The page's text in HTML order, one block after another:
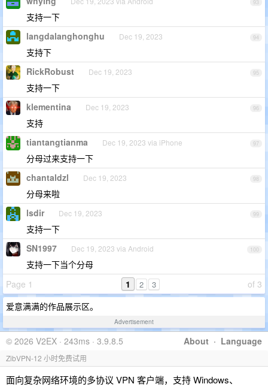
93
支持一下
94
langdalanghonghu Dec 19, 2023
支持下
95
RickRobust Dec 19, 2023
支持一下
96
klementina Dec 19, 2023
支持
97
tiantangtianma Dec 19, 2023 via iPhone
分母过来支持一下
98
chantaldzl Dec 19, 2023
分母来啦
99
lsdir Dec 19, 2023
支持一下
100
SN1997 Dec 19, 2023 via Android
支持一下当个分母
Page 1
of 3
1 2 3
爱意满满的作品展示区。
Advertisement
About · Language
© 2026 V2EX · 243ms · 3.9.8.5
ZibVPN-12 小时免费试用
面向复杂网络环境的多协议 VPN 客户端，支持 Windows、